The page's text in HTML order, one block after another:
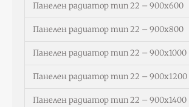
Панелен радиатор тип 22 – 900х600
Панелен радиатор тип 22 – 900х800
Панелен радиатор тип 22 – 900х1000
Панелен радиатор тип 22 – 900х1200
Панелен радиатор тип 22 – 900х1400